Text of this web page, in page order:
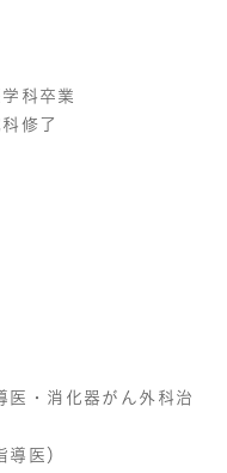
科卒業
修了
医・消化器がん外科治
導医）